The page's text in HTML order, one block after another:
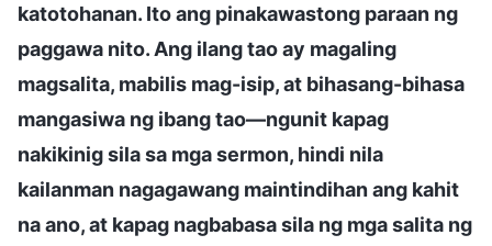
katotohanan. Ito ang pinakawastong paraan ng
paggawa nito. Ang ilang tao ay magaling
magsalita, mabilis mag-isip, at bihasang-bihasa
mangasiwa ng ibang tao—ngunit kapag
nakikinig sila sa mga sermon, hindi nila
kailanman nagagawang maintindihan ang kahit
na ano, at kapag nagbabasa sila ng mga salita ng